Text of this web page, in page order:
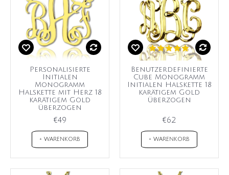
Personalisierte
Initialen
Monogramm
Halskette mit Herz 18
karätigem Gold
überzogen
€49
+ WARENKORB
Benutzerdefinierte
Cube Monogramm
Initialen Halskette 18
karätigem Gold
überzogen
€62
+ WARENKORB